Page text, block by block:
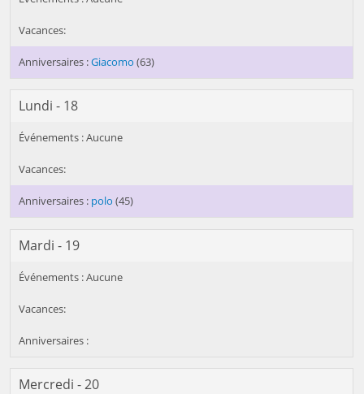
Giacomo (63)
Lundi - 18
polo (45)
Mardi - 19
Mercredi - 20